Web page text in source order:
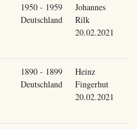
1950 - 1959
Deutschland
Johannes
Rilk
20.02.2021
1890 - 1899
Deutschland
Heinz
Fingerhut
20.02.2021